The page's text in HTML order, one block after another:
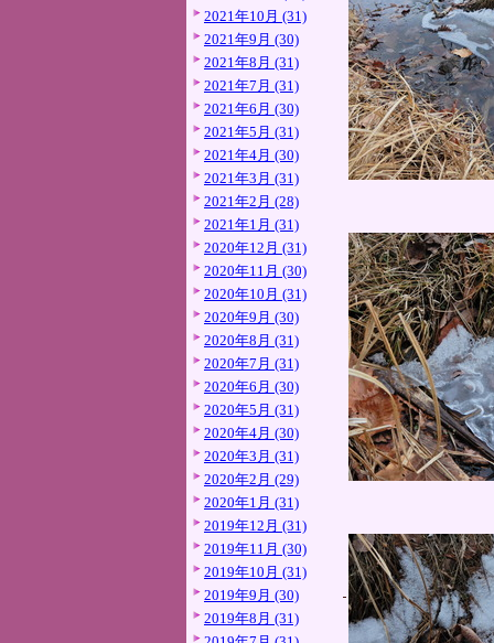
2021年10月 (31)
2021年9月 (30)
2021年8月 (31)
2021年7月 (31)
2021年6月 (30)
2021年5月 (31)
2021年4月 (30)
2021年3月 (31)
2021年2月 (28)
2021年1月 (31)
2020年12月 (31)
2020年11月 (30)
2020年10月 (31)
2020年9月 (30)
2020年8月 (31)
2020年7月 (31)
2020年6月 (30)
2020年5月 (31)
2020年4月 (30)
2020年3月 (31)
2020年2月 (29)
2020年1月 (31)
2019年12月 (31)
2019年11月 (30)
2019年10月 (31)
2019年9月 (30)
2019年8月 (31)